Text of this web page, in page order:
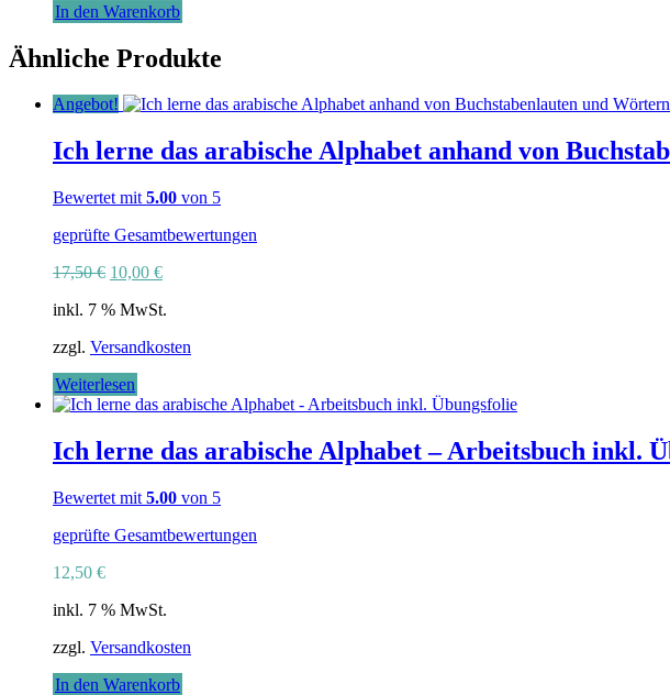
In den Warenkorb
Ähnliche Produkte
Angebot!
Ich lerne das arabische Alphabet anhand von
Bewertet mit 5.00 von 5
geprüfte Gesamtbewertungen
17,50€ Ursprünglicher
war:
10,00 €Aktueller
ist:
inkl. 7 % MwSt.
zzgl. Versandkosten
Weiterlesen
Ich lerne das arabische Alphabet – Arbeitsbuch inkl.
Bewertet mit 5.00 von 5
geprüfte Gesamtbewertungen
12,50 €
inkl. 7 % MwSt.
zzgl. Versandkosten
In den Warenkorb